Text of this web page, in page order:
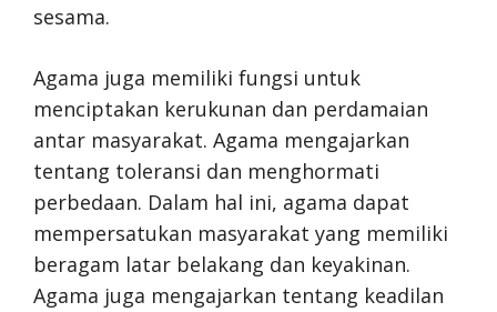
sesama.
Agama juga memiliki fungsi untuk
menciptakan kerukunan dan perdamaian
antar masyarakat. Agama mengajarkan
tentang toleransi dan menghormati
perbedaan. Dalam hal ini, agama dapat
mempersatukan masyarakat yang memiliki
beragam latar belakang dan keyakinan.
Agama juga mengajarkan tentang keadilan